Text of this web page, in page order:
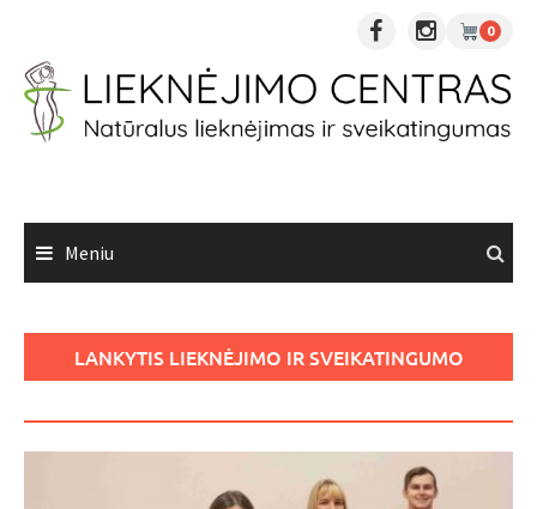
content
0
Meniu
LANKYTIS LIEKNĖJIMO IR SVEIKATINGUMO